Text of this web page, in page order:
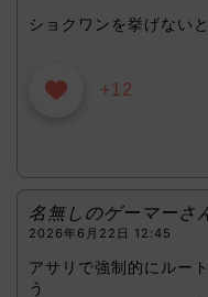
ショクワンを挙げない
+12
名無しのゲーマーさ
2026年6月22日 12:45
アサリで強制的にルー
う